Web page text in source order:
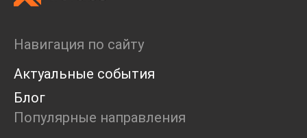
Навигация по сайту
Актуальные события
Блог
Популярные направления